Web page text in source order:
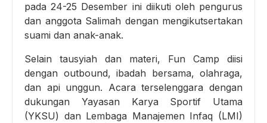
pada 24-25 Desember ini diikuti oleh pengurus
dan anggota Salimah dengan mengikutsertakan
suami dan anak-anak.
Selain tausyiah dan materi, Fun Camp diisi
dengan outbound, ibadah bersama, olahraga,
dan api unggun. Acara terselenggara dengan
dukungan Yayasan Karya Sportif Utama
(YKSU) dan Lembaga Manajemen Infaq (LMI)